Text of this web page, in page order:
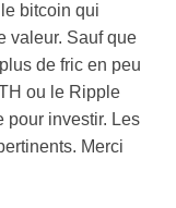
bitcoin qui
valeur. Sauf que
de fric en peu
ou le Ripple
pour investir. Les
Merci